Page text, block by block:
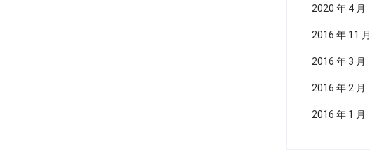
2020 年 4 月
2016 年 11 月
2016 年 3 月
2016 年 2 月
2016 年 1 月